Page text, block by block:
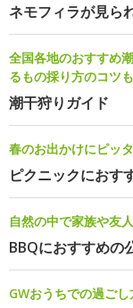
ネモフィラが見ら
全国各地のおすすめ
るもの採り方のコツも
潮干狩りガイド
春のお出かけにピッ
ピクニックにおす
自然の中で家族や友
BBQにおすすめの
GWおうちでの過ご